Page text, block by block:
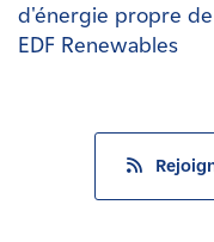
d'énergie propre de
EDF Renewables